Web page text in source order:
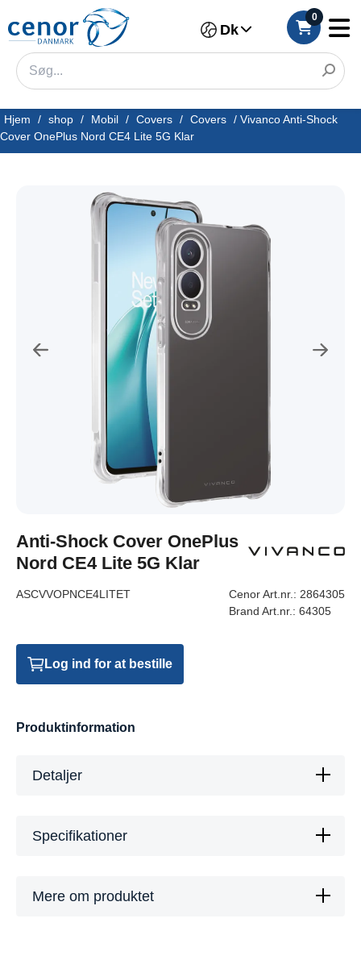
Dk
0
Hjem / shop / Mobil / Covers / Covers / Vivanco Anti-Shock
Cover OnePlus Nord CE4 Lite 5G Klar
Anti-Shock Cover OnePlus
Nord CE4 Lite 5G Klar
ASCVVOPNCE4LITET Cenor Art.nr.: 2864305
Brand Art.nr.: 64305
Log ind for at bestille
Produktinformation
Detaljer
Specifikationer
Mere om produktet